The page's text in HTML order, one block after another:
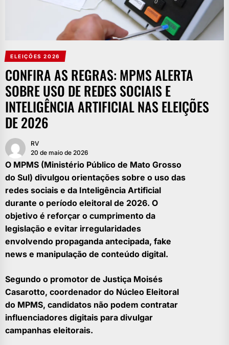
ELEIÇÕES 2026
CONFIRA AS REGRAS: MPMS ALERTA
SOBRE USO DE REDES SOCIAIS E
INTELIGÊNCIA ARTIFICIAL NAS ELEIÇÕES
DE 2026
RV
20 de maio de 2026
O MPMS (Ministério Público de Mato Grosso
do Sul) divulgou orientações sobre o uso das
redes sociais e da Inteligência Artificial
durante o período eleitoral de 2026. O
objetivo é reforçar o cumprimento da
legislação e evitar irregularidades
envolvendo propaganda antecipada, fake
news e manipulação de conteúdo digital.
Segundo o promotor de Justiça Moisés
Casarotto, coordenador do Núcleo Eleitoral
do MPMS, candidatos não podem contratar
influenciadores digitais para divulgar
campanhas eleitorais.